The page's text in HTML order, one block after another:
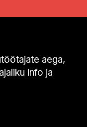
aega,
info ja